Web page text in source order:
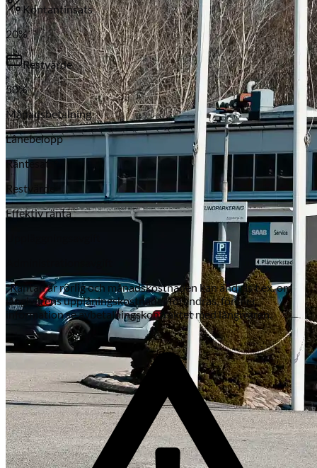
Subaru
Kontantinsats
20%
Restvärde
50%
Månadsbetalning
Lånebelopp
Räntesats*
Restvärde
Effektiv ränta
*Räntan är rörlig och månadskostnaden kan ändras t.ex. om
långivarens upplåningskostnader förändras, för mer
information se avbetalningskontraktet med långivaren.